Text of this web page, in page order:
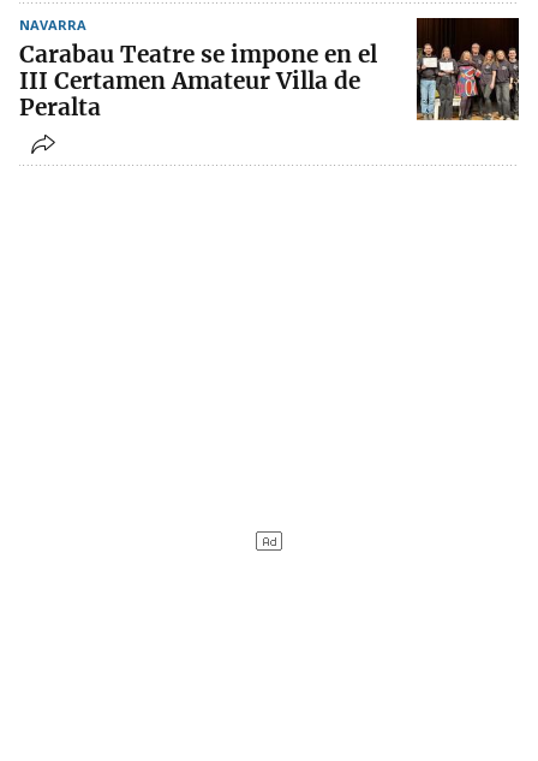
NAVARRA
Carabau Teatre se impone en el
III Certamen Amateur Villa de
Peralta